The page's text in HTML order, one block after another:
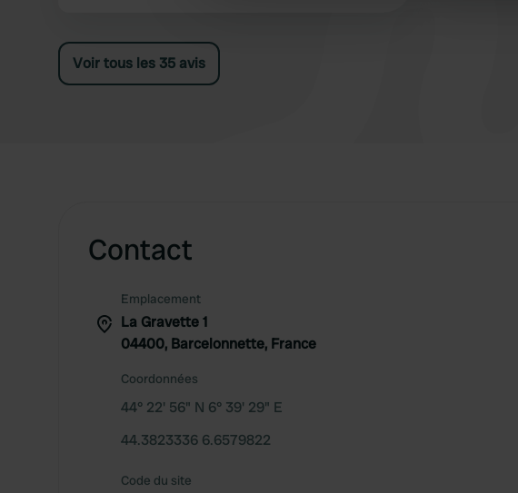
Le centre-ville, avec ses restaurants et ses
boutiques, est facilement accessible. Un endroit
Voir tous les 35 avis
Contact
Emplacement
La Gravette 1
04400, Barcelonnette, France
Coordonnées
44° 22' 56" N 6° 39' 29" E
44.3823336 6.6579822
Code du site